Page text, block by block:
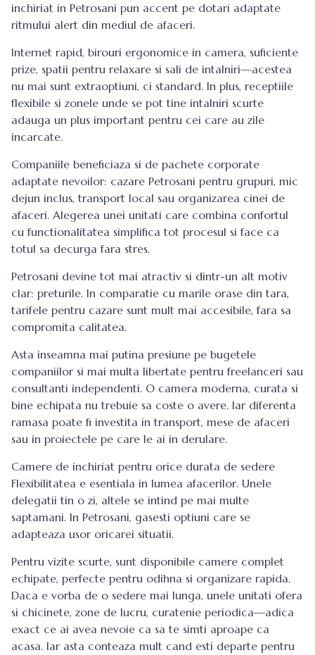
inchiriat in Petrosani pun accent pe dotari adaptate
ritmului alert din mediul de afaceri.
Internet rapid, birouri ergonomice in camera, suficiente
prize, spatii pentru relaxare si sali de intalniri—acestea
nu mai sunt extraoptiuni, ci standard. In plus, receptiile
flexibile si zonele unde se pot tine intalniri scurte
adauga un plus important pentru cei care au zile
incarcate.
Companiile beneficiaza si de pachete corporate
adaptate nevoilor: cazare Petrosani pentru grupuri, mic
dejun inclus, transport local sau organizarea cinei de
afaceri. Alegerea unei unitati care combina confortul
cu functionalitatea simplifica tot procesul si face ca
totul sa decurga fara stres.
Petrosani devine tot mai atractiv si dintr-un alt motiv
clar: preturile. In comparatie cu marile orase din tara,
tarifele pentru cazare sunt mult mai accesibile, fara sa
compromita calitatea.
Asta inseamna mai putina presiune pe bugetele
companiilor si mai multa libertate pentru freelanceri sau
consultanti independenti. O camera moderna, curata si
bine echipata nu trebuie sa coste o avere. Iar diferenta
ramasa poate fi investita in transport, mese de afaceri
sau in proiectele pe care le ai in derulare.
Camere de inchiriat pentru orice durata de sedere
Flexibilitatea e esentiala in lumea afacerilor. Unele
delegatii tin o zi, altele se intind pe mai multe
saptamani. In Petrosani, gasesti optiuni care se
adapteaza usor oricarei situatii.
Pentru vizite scurte, sunt disponibile camere complet
echipate, perfecte pentru odihna si organizare rapida.
Daca e vorba de o sedere mai lunga, unele unitati ofera
si chicinete, zone de lucru, curatenie periodica—adica
exact ce ai avea nevoie ca sa te simti aproape ca
acasa. Iar asta conteaza mult cand esti departe pentru